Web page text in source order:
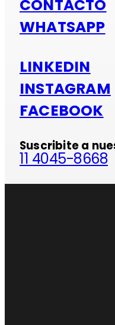
CONTACTO
WHATSAPP
LINKEDIN
INSTAGRAM
FACEBOOK
Suscribite a
11 4045-8668